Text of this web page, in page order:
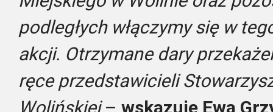
podległych włączymy się w
akcji. Otrzymane dary
ręce przedstawicieli
Wolińskiej– wskazuje Ewa